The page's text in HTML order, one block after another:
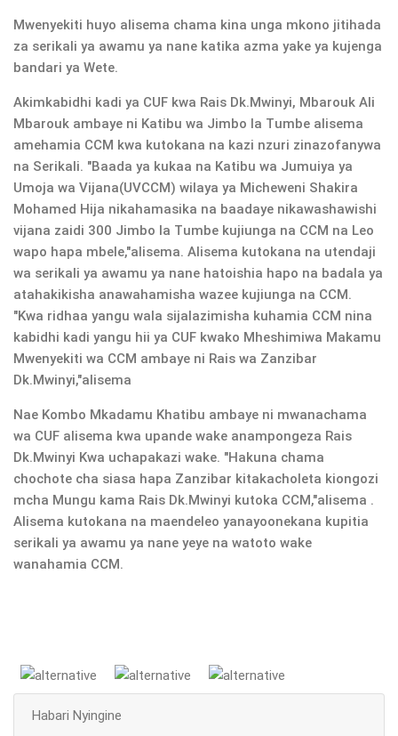
Mwenyekiti huyo alisema chama kina unga mkono jitihada
za serikali ya awamu ya nane katika azma yake ya kujenga
bandari ya Wete.
Akimkabidhi kadi ya CUF kwa Rais Dk.Mwinyi, Mbarouk Ali
Mbarouk ambaye ni Katibu wa Jimbo la Tumbe alisema
amehamia CCM kwa kutokana na kazi nzuri zinazofanywa
na Serikali. "Baada ya kukaa na Katibu wa Jumuiya ya
Umoja wa Vijana(UVCCM) wilaya ya Micheweni Shakira
Mohamed Hija nikahamasika na baadaye nikawashawishi
vijana zaidi 300 Jimbo la Tumbe kujiunga na CCM na Leo
wapo hapa mbele,"alisema. Alisema kutokana na utendaji
wa serikali ya awamu ya nane hatoishia hapo na badala ya
atahakikisha anawahamisha wazee kujiunga na CCM.
"Kwa ridhaa yangu wala sijalazimisha kuhamia CCM nina
kabidhi kadi yangu hii ya CUF kwako Mheshimiwa Makamu
Mwenyekiti wa CCM ambaye ni Rais wa Zanzibar
Dk.Mwinyi,"alisema
Nae Kombo Mkadamu Khatibu ambaye ni mwanachama
wa CUF alisema kwa upande wake anampongeza Rais
Dk.Mwinyi Kwa uchapakazi wake. "Hakuna chama
chochote cha siasa hapa Zanzibar kitakacholeta kiongozi
mcha Mungu kama Rais Dk.Mwinyi kutoka CCM,"alisema .
Alisema kutokana na maendeleo yanayoonekana kupitia
serikali ya awamu ya nane yeye na watoto wake
wanahamia CCM.
Habari Nyingine